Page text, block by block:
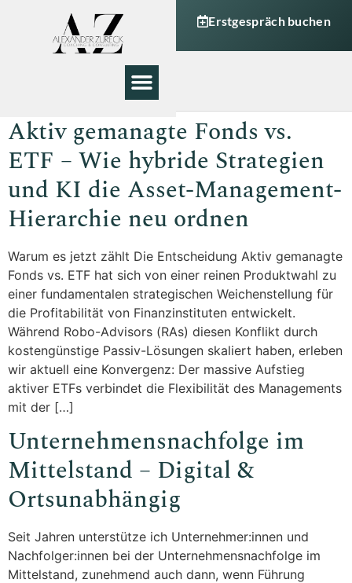
Erstgespräch buchen
Aktiv gemanagte Fonds vs.
ETF – Wie hybride Strategien
und KI die Asset-Management-
Hierarchie neu ordnen
Warum es jetzt zählt Die Entscheidung Aktiv gemanagte
Fonds vs. ETF hat sich von einer reinen Produktwahl zu
einer fundamentalen strategischen Weichenstellung für
die Profitabilität von Finanzinstituten entwickelt.
Während Robo-Advisors (RAs) diesen Konflikt durch
kostengünstige Passiv-Lösungen skaliert haben, erleben
wir aktuell eine Konvergenz: Der massive Aufstieg
aktiver ETFs verbindet die Flexibilität des Managements
mit der […]
Unternehmensnachfolge im
Mittelstand – Digital &
Ortsunabhängig
Seit Jahren unterstütze ich Unternehmer:innen und
Nachfolger:innen bei der Unternehmensnachfolge im
Mittelstand, zunehmend auch dann, wenn Führung